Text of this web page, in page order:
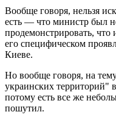
Вообще говоря, нельзя
есть — что министр был
продемонстрировать,
его специфическом
Киеве.
Но вообще говоря, на
украинских территорий"
потому есть все же
пошутил.